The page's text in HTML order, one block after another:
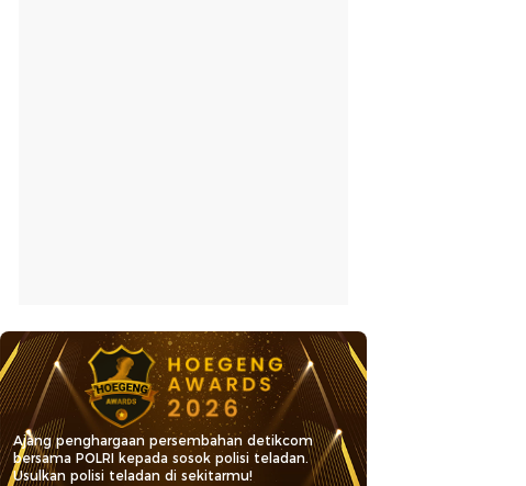
Ajang penghargaan persembahan detikcom
bersama POLRI kepada sosok polisi teladan.
Usulkan polisi teladan di sekitarmu!